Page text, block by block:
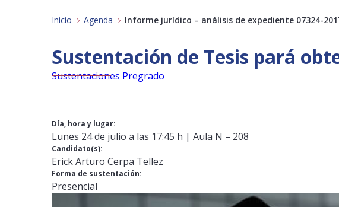
Inicio Agenda Informe jurídico – análisis de expediente 07324-
Sustentación de Tesis pará
Sustentaciones Pregrado
Día, hora y lugar:
Lunes 24 de julio a las 17:45 h | Aula N – 208
Candidato(s):
Erick Arturo Cerpa Tellez
Forma de sustentación:
Presencial